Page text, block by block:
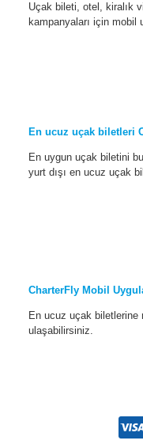
Uçak bileti, otel, kiralık
kampanyaları için mobil
En ucuz uçak biletleri
En uygun uçak biletini
yurt dışı en ucuz uçak
CharterFly Mobil
En ucuz uçak biletlerine
ulaşabilirsiniz.